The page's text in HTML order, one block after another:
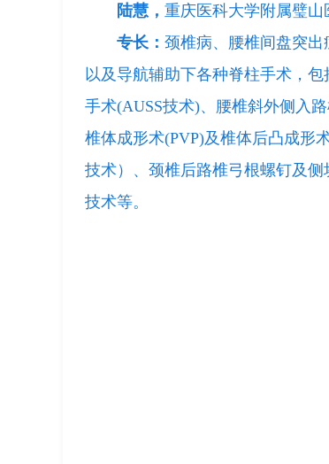
陆慧， 重庆医科大学附属璧山
专长： 颈椎病、腰椎间盘突
以及导航辅助下各种脊柱手术，
手术(AUSS技术)、腰椎斜外侧入
椎体成形术(PVP)及椎体后凸成形
技术）、颈椎后路椎弓根螺钉及
技术等。